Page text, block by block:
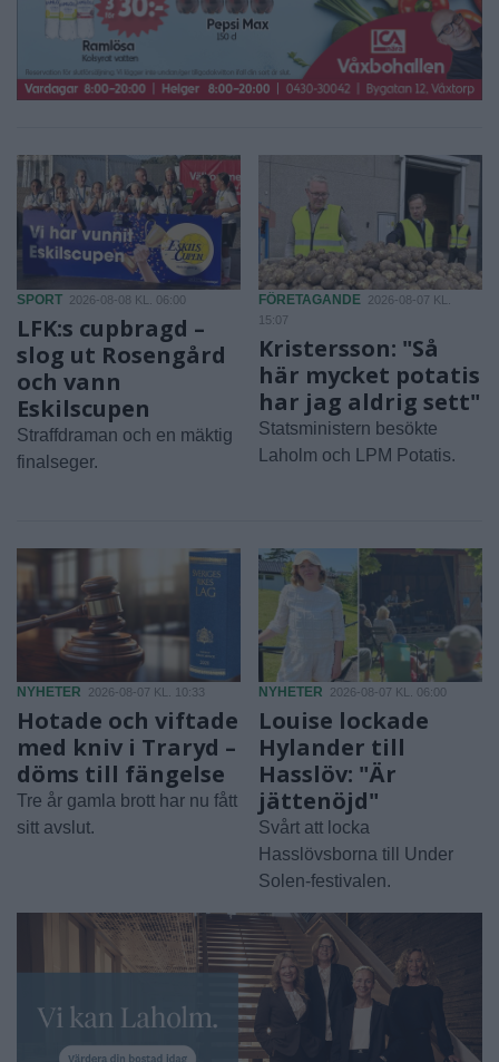
SPORT 2026-08-08 KL. 06:00
LFK:s cupbragd –
slog ut Rosengård
och vann
Eskilscupen
Straffdraman och en mäktig
finalseger.
FÖRETAGANDE
2026-08-07 KL.
15:07
Kristersson: "Så
här mycket potatis
har jag aldrig sett"
Statsministern besökte
Laholm och LPM Potatis.
NYHETER 2026-08-07 KL. 10:33
Hotade och viftade
med kniv i Traryd –
döms till fängelse
Tre år gamla brott har nu fått
sitt avslut.
NYHETER 2026-08-07 KL. 06:00
Louise lockade
Hylander till
Hasslöv: "Är
jättenöjd"
Svårt att locka
Hasslövsborna till Under
Solen-festivalen.